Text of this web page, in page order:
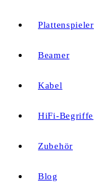
Plattenspieler
Beamer
Kabel
HiFi-Begriffe
Zubehör
Blog